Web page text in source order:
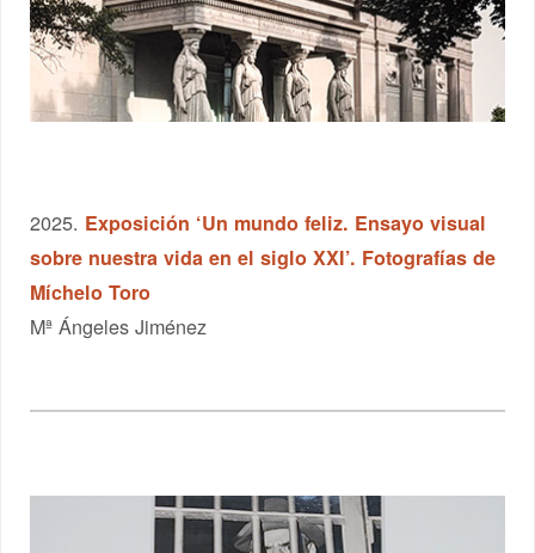
2025. Exposición ‘Un mundo feliz. Ensayo visual
sobre nuestra vida en el siglo XXI’. Fotografías de
Míchelo Toro
Mª Ángeles Jiménez